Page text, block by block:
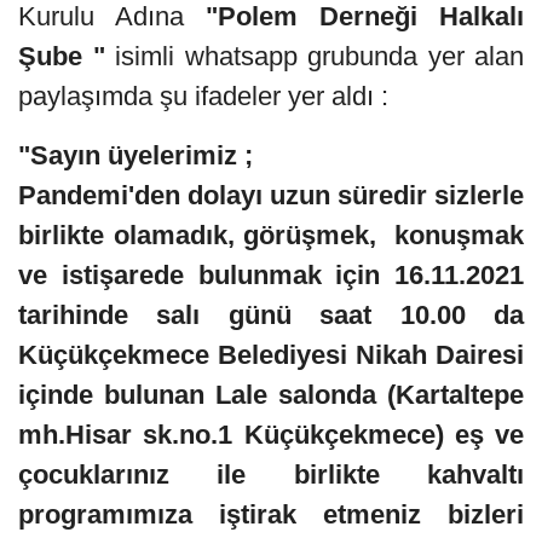
Kurulu Adına"Polem Derneği Halkalı
Şube " isimli whatsapp grubunda yer alan
paylaşımda şu ifadeler yer aldı :
"Sayın üyelerimiz ;
Pandemi'den dolayı uzun süredir sizlerle
birlikte olamadık, görüşmek, konuşmak
ve istişarede bulunmak için 16.11.2021
tarihinde salı günü saat 10.00 da
Küçükçekmece Belediyesi Nikah Dairesi
içinde bulunan Lale salonda (Kartaltepe
mh.Hisar sk.no.1 Küçükçekmece) eş ve
çocuklarınız ile birlikte kahvaltı
programımıza iştirak etmeniz bizleri